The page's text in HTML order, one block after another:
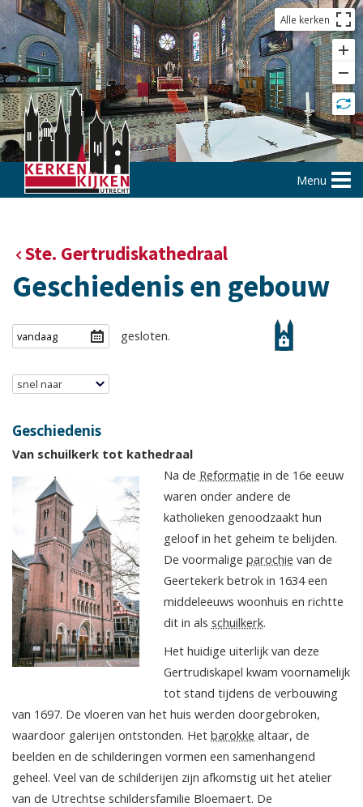
Alle kerken
Menu
Ste. Gertrudiskathedraal
Geschiedenis en gebouw
gesloten.
snel naar
Geschiedenis
Van schuilkerk tot kathedraal
Na de Reformatie in de 16e eeuw
waren onder andere de
katholieken genoodzaakt hun
geloof in het geheim te belijden.
De voormalige parochie van de
Geertekerk betrok in 1634 een
middeleeuws woonhuis en richtte
dit in als schuilkerk.
Het huidige uiterlijk van deze
Gertrudiskapel kwam voornamelijk
tot stand tijdens de verbouwing
van 1697. De vloeren van het huis werden doorgebroken,
waardoor galerijen ontstonden. Het barokke altaar, de
beelden en de schilderingen vormen een samenhangend
geheel. Veel van de schilderijen zijn afkomstig uit het atelier
van de Utrechtse schildersfamilie Bloemaert. De